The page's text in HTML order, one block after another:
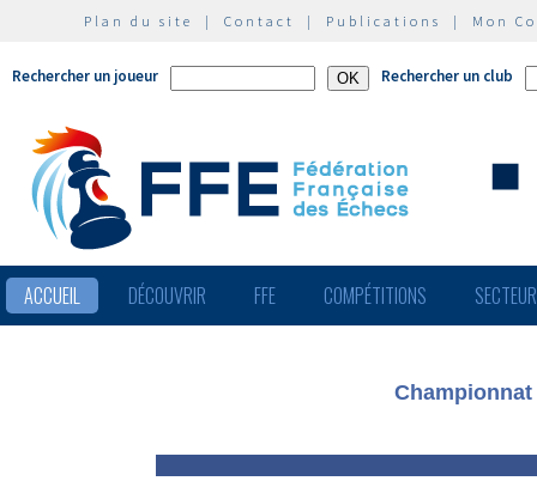
Plan du site | Contact | Publications | Mon
Rechercher un joueur Rechercher un club
ACCUEIL DÉCOUVRIR FFE COMPÉTITIONS
Championnat